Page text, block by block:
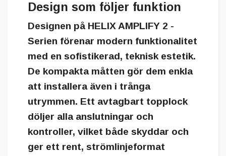
Design som följer funktion
Designen på HELIX AMPLIFY 2 -
Serien förenar modern funktionalitet
med en sofistikerad, teknisk estetik.
De kompakta måtten gör dem enkla
att installera även i trånga
utrymmen. Ett avtagbart topplock
döljer alla anslutningar och
kontroller, vilket både skyddar och
ger ett rent, strömlinjeformat